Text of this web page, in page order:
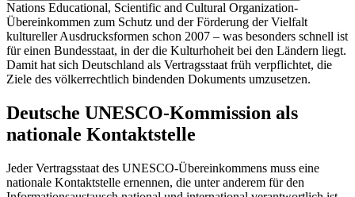
Nations Educational, Scientific and Cultural Organization-
Übereinkommen zum Schutz und der Förderung der Vielfalt
kultureller Ausdrucksformen schon 2007 – was besonders schnell ist
für einen Bundesstaat, in der die Kulturhoheit bei den Ländern liegt.
Damit hat sich Deutschland als Vertragsstaat früh verpflichtet, die
Ziele des völkerrechtlich bindenden Dokuments umzusetzen.
Deutsche UNESCO-Kommission als
nationale Kontaktstelle
Jeder Vertragsstaat des UNESCO-Übereinkommens muss eine
nationale Kontaktstelle ernennen, die unter anderem für den